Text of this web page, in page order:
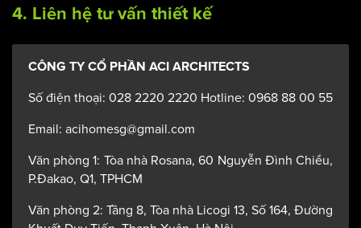
4. Liên hệ tư vấn thiết kế
CÔNG TY CỔ PHẦN ACI ARCHITECTS
Số điện thoại: 028 2220 2220 Hotline: 0968 88 00 55
Email: acihomesg@gmail.com
Văn phòng 1: Tòa nhà Rosana, 60 Nguyễn Đình Chiểu,
P.Đakao, Q1, TPHCM
Văn phòng 2: Tầng 8, Tòa nhà Licogi 13, Số 164, Đường